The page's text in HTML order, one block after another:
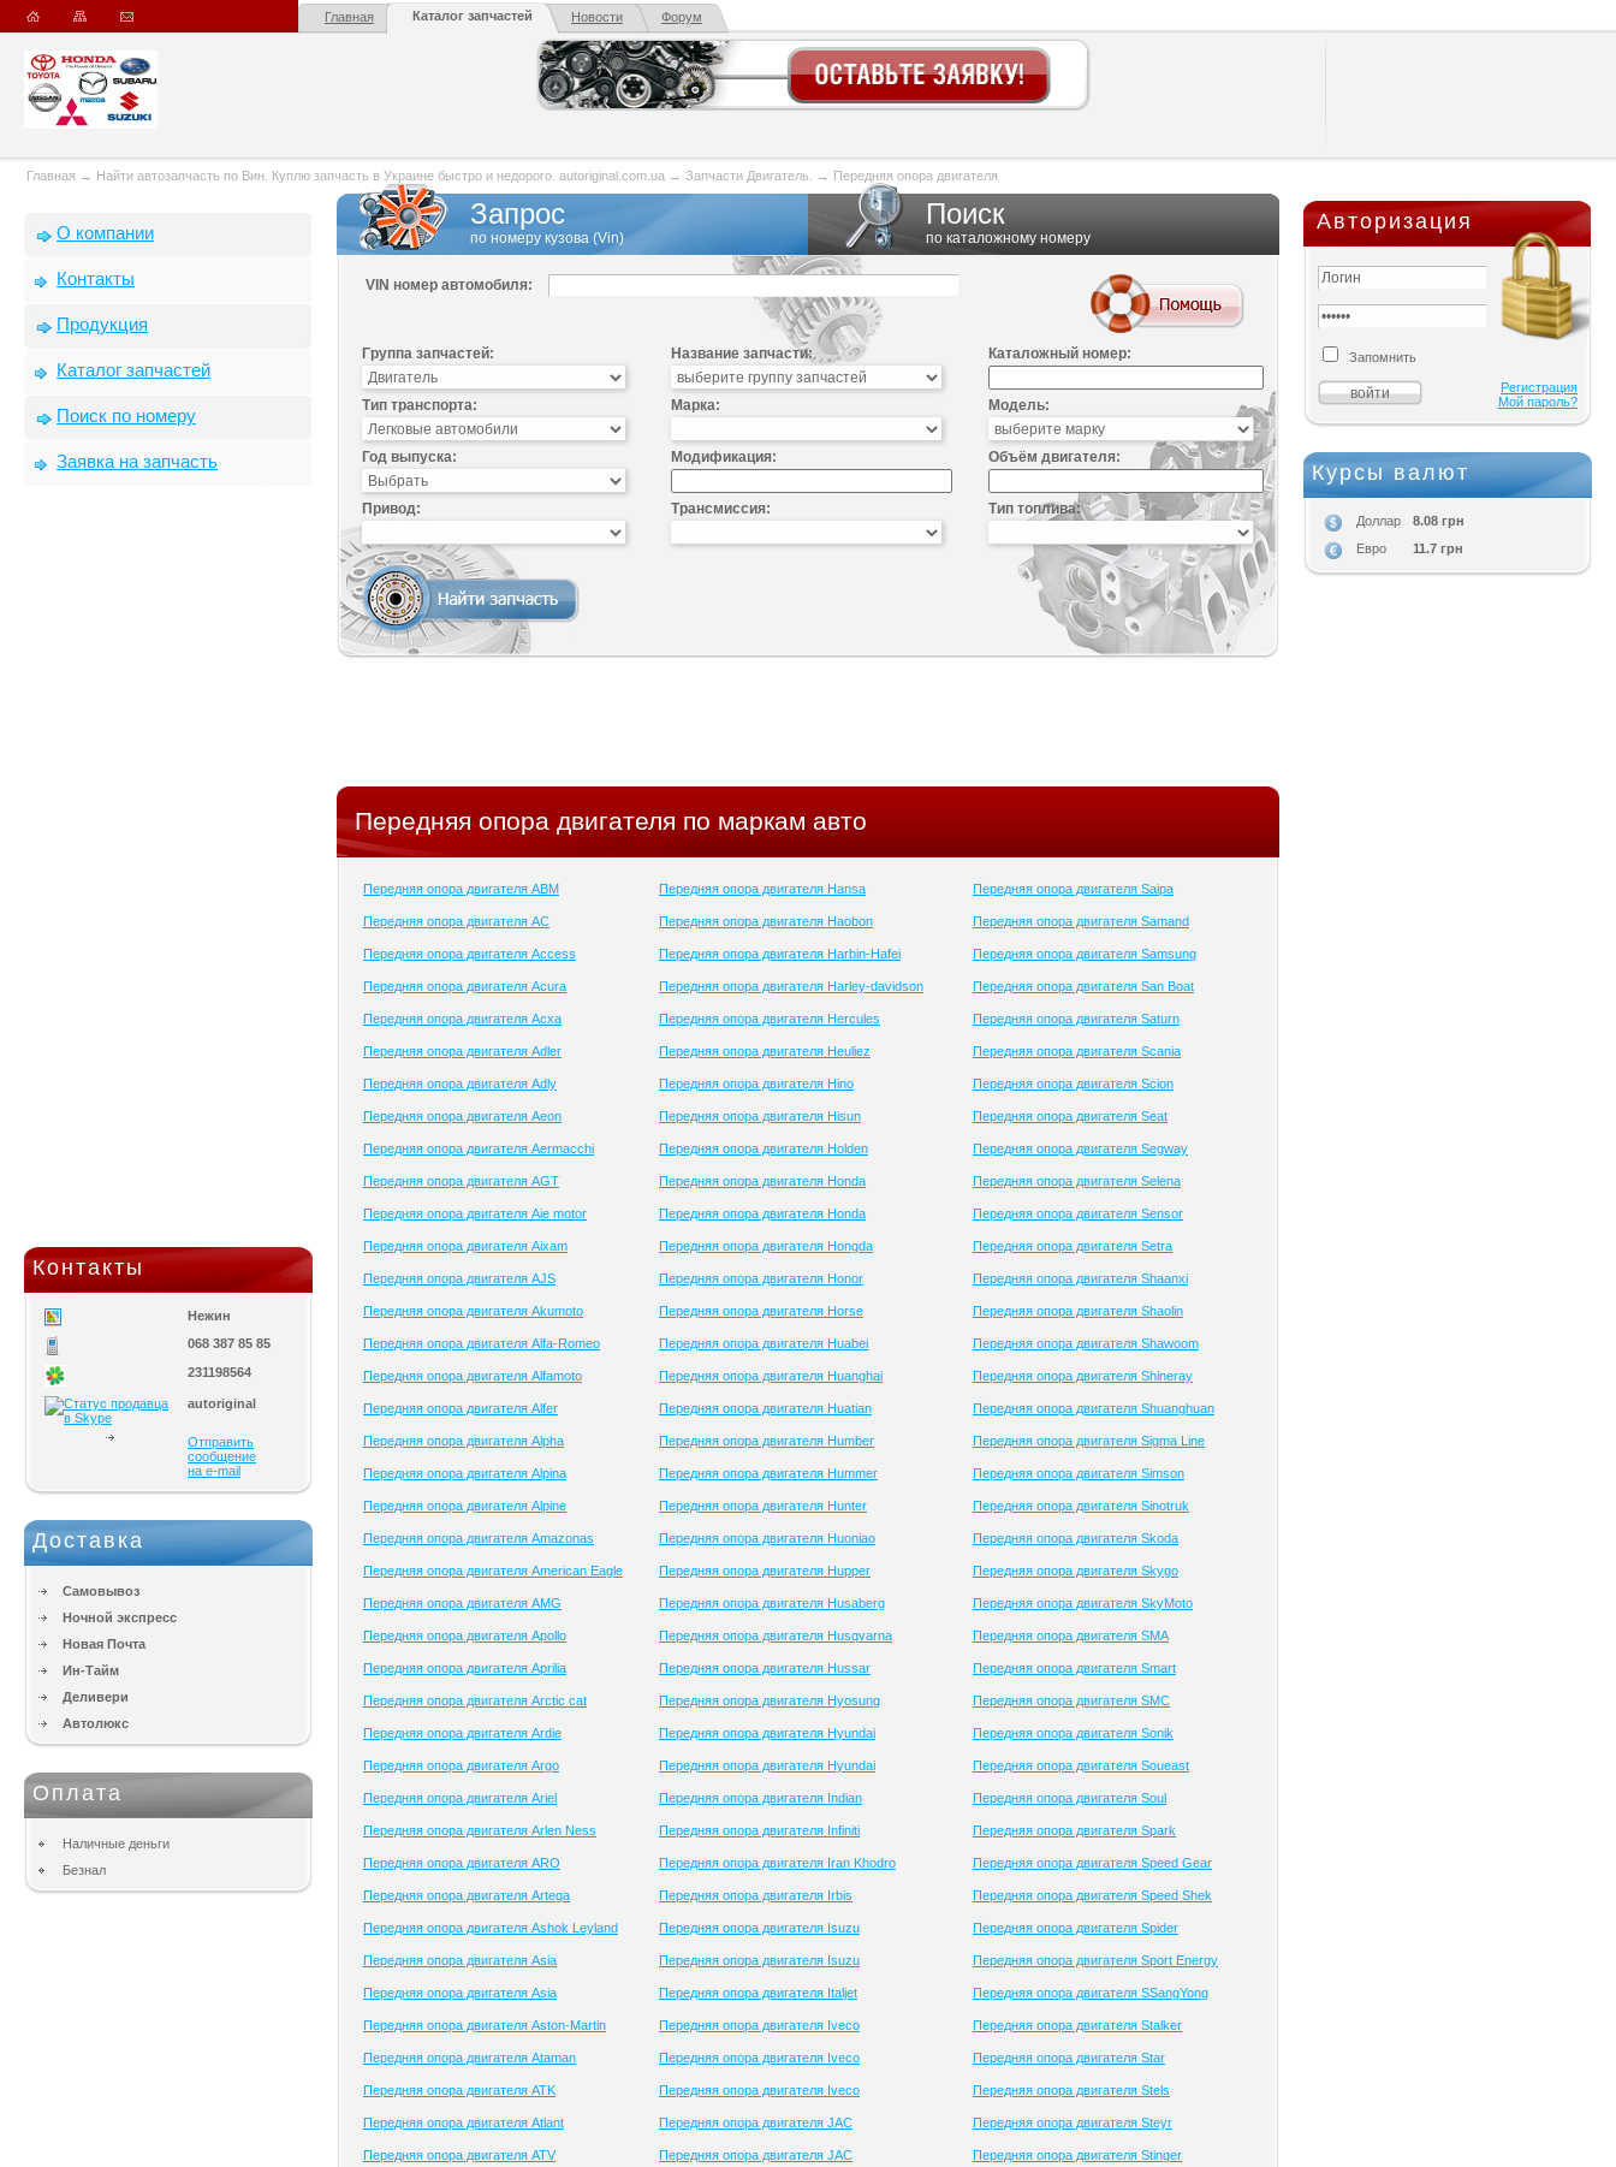
Главная Каталог запчастей Новости Форум
Главная → Найти автозапчасть по Вин. Куплю запчасть в Украине быстро и недорого. autoriginal.com.ua → Запчасти Двигатель. → Передняя опора двигателя
О компании
Контакты
Продукция
Каталог запчастей
Поиск по номеру
Заявка на запчасть
Контакты
Нежин
068 387 85 85
231198564
autoriginal
Отправить
сообщение
на e-mail
Доставка
Самовывоз
Ночной экспресс
Новая Почта
Ин-Тайм
Деливери
Автолюкс
Оплата
Наличные деньги
Безнал
Запрос
по номеру кузова (Vin)
Поиск
по каталожному номеру
VIN номер автомобиля:
Группа запчастей: Название запчасти: Каталожный номер:
Тип транспорта: Марка: Модель:
Год выпуска: Модификация: Объём двигателя:
Привод: Трансмиссия: Тип топлива:
Передняя опора двигателя по маркам авто
Передняя опора двигателя ABM
Передняя опора двигателя AC
Передняя опора двигателя Access
Передняя опора двигателя Acura
Передняя опора двигателя Acxa
Передняя опора двигателя Adler
Передняя опора двигателя Adly
Передняя опора двигателя Aeon
Передняя опора двигателя Aermacchi
Передняя опора двигателя AGT
Передняя опора двигателя Aie motor
Передняя опора двигателя Aixam
Передняя опора двигателя AJS
Передняя опора двигателя Akumoto
Передняя опора двигателя Alfa-Romeo
Передняя опора двигателя Alfamoto
Передняя опора двигателя Alfer
Передняя опора двигателя Alpha
Передняя опора двигателя Alpina
Передняя опора двигателя Alpine
Передняя опора двигателя Amazonas
Передняя опора двигателя American Eagle
Передняя опора двигателя AMG
Передняя опора двигателя Apollo
Передняя опора двигателя Aprilia
Передняя опора двигателя Arctic cat
Передняя опора двигателя Ardie
Передняя опора двигателя Argo
Передняя опора двигателя Ariel
Передняя опора двигателя Arlen Ness
Передняя опора двигателя ARO
Передняя опора двигателя Artega
Передняя опора двигателя Ashok Leyland
Передняя опора двигателя Asia
Передняя опора двигателя Asia
Передняя опора двигателя Aston-Martin
Передняя опора двигателя Ataman
Передняя опора двигателя ATK
Передняя опора двигателя Atlant
Передняя опора двигателя ATV
Передняя опора двигателя Hansa
Передняя опора двигателя Haobon
Передняя опора двигателя Harbin-Hafei
Передняя опора двигателя Harley-davidson
Передняя опора двигателя Hercules
Передняя опора двигателя Heuliez
Передняя опора двигателя Hino
Передняя опора двигателя Hisun
Передняя опора двигателя Holden
Передняя опора двигателя Honda
Передняя опора двигателя Honda
Передняя опора двигателя Hongda
Передняя опора двигателя Honor
Передняя опора двигателя Horse
Передняя опора двигателя Huabei
Передняя опора двигателя Huanghai
Передняя опора двигателя Huatian
Передняя опора двигателя Humber
Передняя опора двигателя Hummer
Передняя опора двигателя Hunter
Передняя опора двигателя Huoniao
Передняя опора двигателя Hupper
Передняя опора двигателя Husaberg
Передняя опора двигателя Husqvarna
Передняя опора двигателя Hussar
Передняя опора двигателя Hyosung
Передняя опора двигателя Hyundai
Передняя опора двигателя Hyundai
Передняя опора двигателя Indian
Передняя опора двигателя Infiniti
Передняя опора двигателя Iran Khodro
Передняя опора двигателя Irbis
Передняя опора двигателя Isuzu
Передняя опора двигателя Isuzu
Передняя опора двигателя Italjet
Передняя опора двигателя Iveco
Передняя опора двигателя Iveco
Передняя опора двигателя Iveco
Передняя опора двигателя JAC
Передняя опора двигателя JAC
Передняя опора двигателя Saipa
Передняя опора двигателя Samand
Передняя опора двигателя Samsung
Передняя опора двигателя San Boat
Передняя опора двигателя Saturn
Передняя опора двигателя Scania
Передняя опора двигателя Scion
Передняя опора двигателя Seat
Передняя опора двигателя Segway
Передняя опора двигателя Selena
Передняя опора двигателя Sensor
Передняя опора двигателя Setra
Передняя опора двигателя Shaanxi
Передняя опора двигателя Shaolin
Передняя опора двигателя Shawoom
Передняя опора двигателя Shineray
Передняя опора двигателя Shuanghuan
Передняя опора двигателя Sigma Line
Передняя опора двигателя Simson
Передняя опора двигателя Sinotruk
Передняя опора двигателя Skoda
Передняя опора двигателя Skygo
Передняя опора двигателя SkyMoto
Передняя опора двигателя SMA
Передняя опора двигателя Smart
Передняя опора двигателя SMC
Передняя опора двигателя Sonik
Передняя опора двигателя Soueast
Передняя опора двигателя Soul
Передняя опора двигателя Spark
Передняя опора двигателя Speed Gear
Передняя опора двигателя Speed Shek
Передняя опора двигателя Spider
Передняя опора двигателя Sport Energy
Передняя опора двигателя SSangYong
Передняя опора двигателя Stalker
Передняя опора двигателя Star
Передняя опора двигателя Stels
Передняя опора двигателя Steyr
Передняя опора двигателя Stinger
Авторизация
Запомнить
Регистрация
Мой пароль?
Курсы валют
Доллар
8.08 грн
Евро
11.7 грн